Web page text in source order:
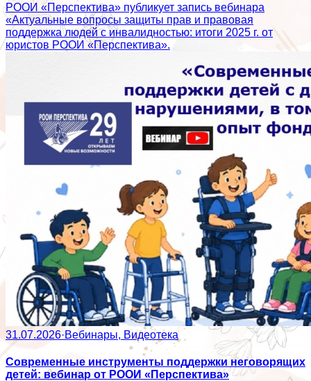
РООИ «Перспектива» публикует запись вебинара
«Актуальные вопросы защиты прав и правовая
поддержка людей с инвалидностью: итоги 2025 г. от
юристов РООИ «Перспектива».
31.07.2026·Вебинары, Видеотека
Современные инструменты поддержки неговорящих
детей: вебинар от РООИ «Перспектива»